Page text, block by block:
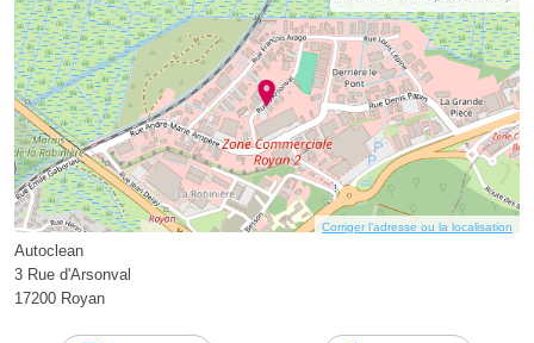
Corriger l’adresse ou la localisation
Autoclean
3 Rue d'Arsonval
17200 Royan